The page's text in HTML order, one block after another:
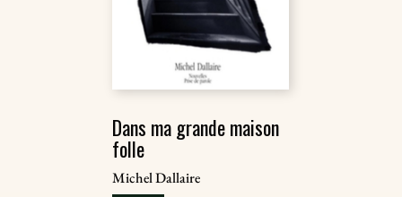
Dans ma grande maison
folle
Michel Dallaire